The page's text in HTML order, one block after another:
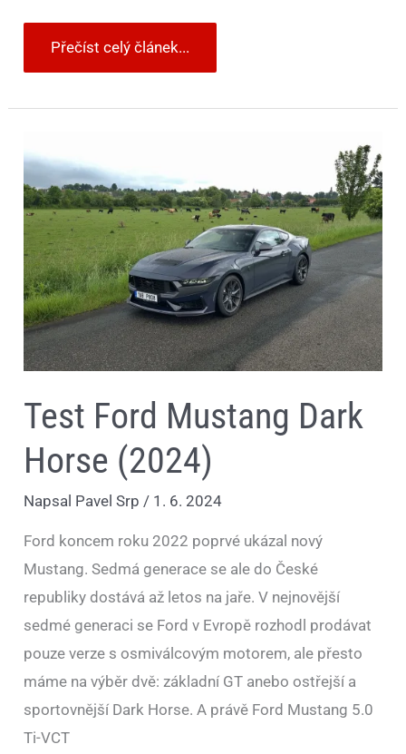
Přečíst celý článek...
Test Ford Mustang Dark
Horse (2024)
Napsal Pavel Srp/ 1. 6. 2024
Ford koncem roku 2022 poprvé ukázal nový
Mustang. Sedmá generace se ale do České
republiky dostává až letos na jaře. V nejnovější
sedmé generaci se Ford v Evropě rozhodl prodávat
pouze verze s osmiválcovým motorem, ale přesto
máme na výběr dvě: základní GT anebo ostřejší a
sportovnější Dark Horse. A právě Ford Mustang 5.0
Ti-VCT
Mustang
Dark
Horse
(2024)